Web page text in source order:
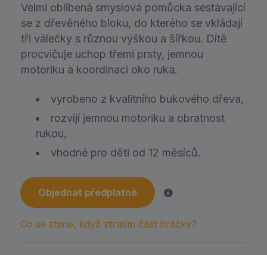
Velmi oblíbená smyslová pomůcka sestávající
se z dřevěného bloku, do kterého se vkládají
tři válečky s různou výškou a šířkou. Dítě
procvičuje uchop třemi prsty, jemnou
motoriku a koordinaci oko ruka.
vyrobeno z kvalitního bukového dřeva,
rozvíjí jemnou motoriku a obratnost
rukou,
vhodné pro děti od 12 měsíců.
Objednat předplatné
Co se stane, když ztratím část hračky?